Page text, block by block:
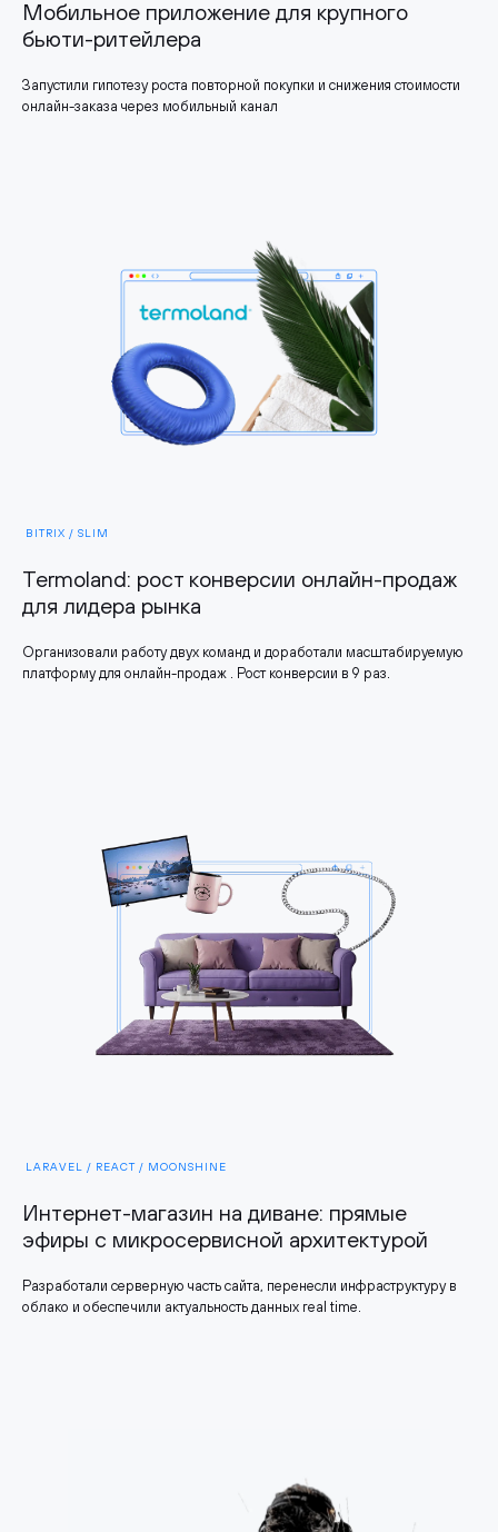
Мобильное приложение для крупного
бьюти-ритейлера
Запустили гипотезу роста повторной покупки и снижения стоимости
онлайн-заказа через мобильный канал
BITRIX / SLIM
Termoland: рост конверсии онлайн-продаж
для лидера рынка
Организовали работу двух команд и доработали масштабируемую
платформу для онлайн-продаж . Рост конверсии в 9 раз.
LARAVEL / REACT / MOONSHINE
Интернет-магазин на диване: прямые
эфиры с микросервисной архитектурой
Разработали серверную часть сайта, перенесли инфраструктуру в
облако и обеспечили актуальность данных real time.